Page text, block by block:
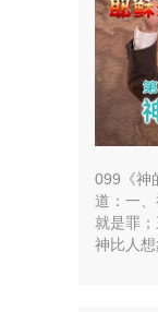
099《神
道：一
就是罪
神比人想